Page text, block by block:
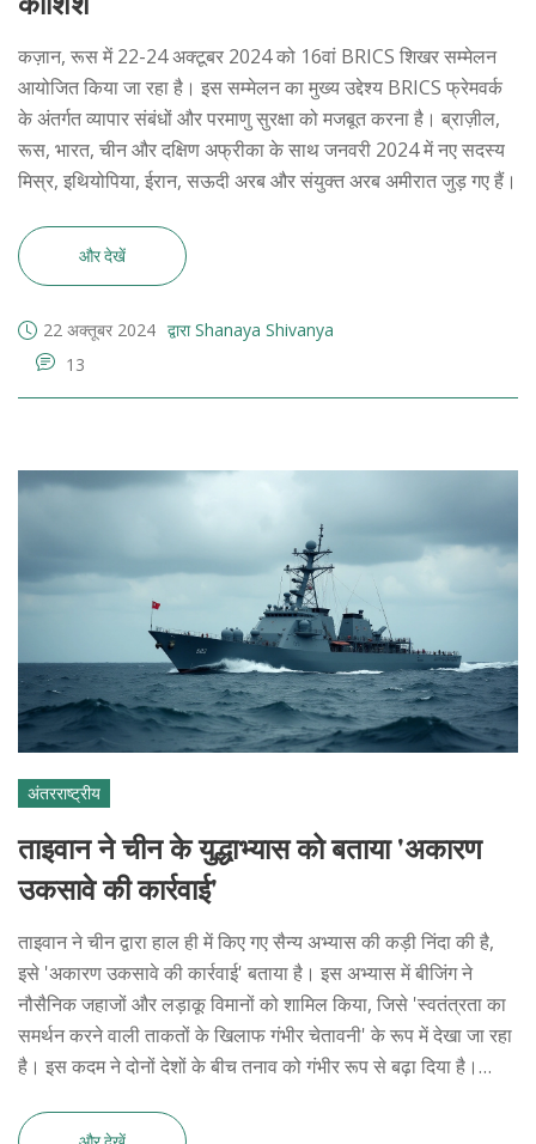
कज़ान, रूस में 22-24 अक्टूबर 2024 को 16वां BRICS शिखर सम्मेलन
आयोजित किया जा रहा है। इस सम्मेलन का मुख्य उद्देश्य BRICS फ्रेमवर्क
के अंतर्गत व्यापार संबंधों और परमाणु सुरक्षा को मजबूत करना है। ब्राज़ील,
रूस, भारत, चीन और दक्षिण अफ्रीका के साथ जनवरी 2024 में नए सदस्य
मिस्र, इथियोपिया, ईरान, सऊदी अरब और संयुक्त अरब अमीरात जुड़ गए हैं।
और देखें
22 अक्तूबर 2024 द्वारा Shanaya Shivanya
13
अंतरराष्ट्रीय
ताइवान ने चीन के युद्धाभ्यास को बताया 'अकारण
उकसावे की कार्रवाई'
ताइवान ने चीन द्वारा हाल ही में किए गए सैन्य अभ्यास की कड़ी निंदा की है,
इसे 'अकारण उकसावे की कार्रवाई' बताया है। इस अभ्यास में बीजिंग ने
नौसैनिक जहाजों और लड़ाकू विमानों को शामिल किया, जिसे 'स्वतंत्रता का
समर्थन करने वाली ताकतों के खिलाफ गंभीर चेतावनी' के रूप में देखा जा रहा
है। इस कदम ने दोनों देशों के बीच तनाव को गंभीर रूप से बढ़ा दिया है।